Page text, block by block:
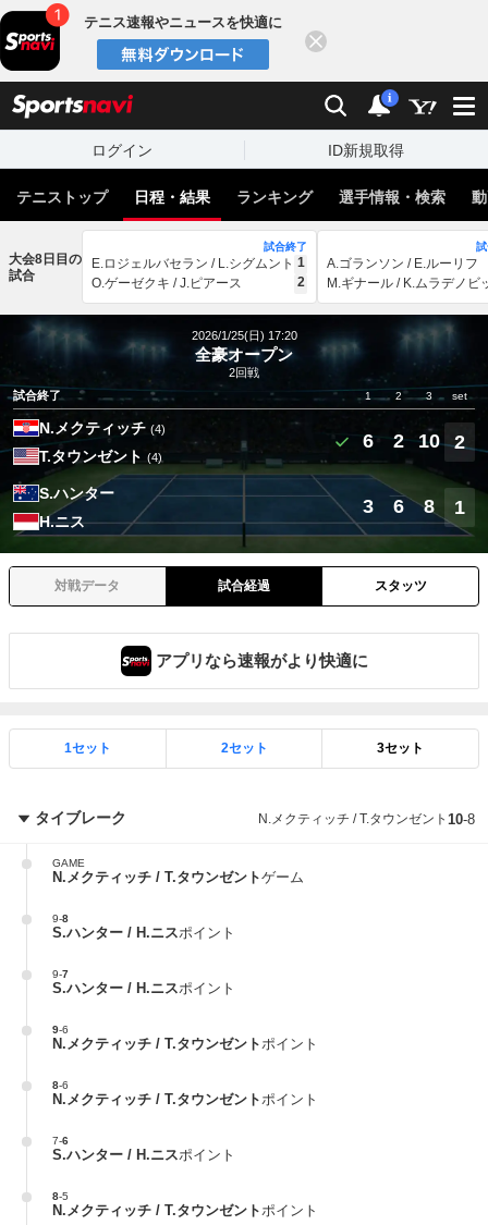
テニス速報やニュースを快適に
検索 通知
i
ログイン ID新規取得
テニストップ 日程・結果 ランキング 選手情報・検索
大会8日目の
試合
試合終了
E.ロジェルバセラン / L.シグムント 1
O.ゲーゼクキ / J.ピアース
2
A.ゴランソン / E.ルーリフ
M.ギナール / K.ムラデノビ
2026/1/25(日) 17:20
全豪オープン
2回戦
試合終了
1 2 3 set
N.メクティッチ (4)
T.タウンゼント (4)
6 2 10 2
S.ハンター
H.ニス
3 6 8 1
対戦データ 試合経過 スタッツ
アプリなら速報がより快適に
1セット 2セット 3セット
タイブレーク N.メクティッチ / T.タウンゼント 10-8
GAME
N.メクティッチ / T.タウンゼントゲーム
9-8
S.ハンター / H.ニスポイント
9-7
S.ハンター / H.ニスポイント
9-6
N.メクティッチ / T.タウンゼントポイント
8-6
N.メクティッチ / T.タウンゼントポイント
7-6
S.ハンター / H.ニスポイント
8-5
N.メクティッチ / T.タウンゼントポイント